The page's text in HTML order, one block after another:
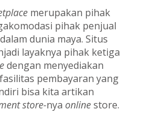
merupakan pihak
pihak penjual
dunia maya. Situs
layaknya pihak ketiga
dengan menyediakan
pembayaran yang
bisa kita artikan
store-nya onlinestore.